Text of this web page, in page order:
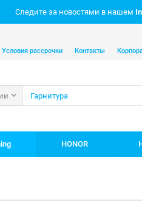
Следите за новостями в нашем
Условия рассрочки Контакты
HONOR